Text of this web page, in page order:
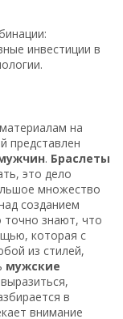
инвестиции в
на
представлен
. Браслеты
это дело
множество
созданием
точно знают, что
которая с
из стилей,
мужские
в
внимание